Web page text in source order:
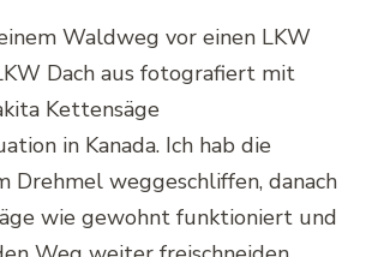
in Kanada. Ich hab die
Drehmel weggeschliffen, danach
wie gewohnt funktioniert und